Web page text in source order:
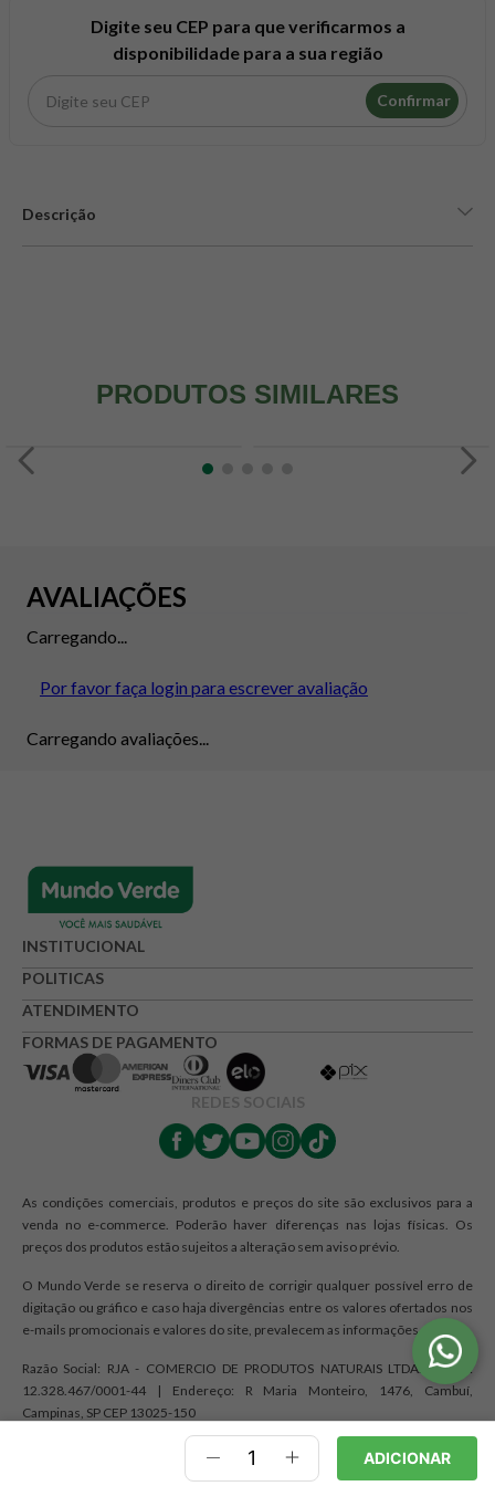
Digite seu CEP para que verificarmos a
disponibilidade para a sua região
Confirmar
Descrição
ADICIONAR
PRODUTOS SIMILARES
AVALIAÇÕES
Carregando...
Por favor faça login para escrever avaliação
Carregando avaliações...
INSTITUCIONAL
POLITICAS
ATENDIMENTO
FORMAS DE PAGAMENTO
REDES SOCIAIS
As condições comerciais, produtos e preços do site são exclusivos para a
venda no e-commerce. Poderão haver diferenças nas lojas físicas. Os
preços dos produtos estão sujeitos a alteração sem aviso prévio.
O Mundo Verde se reserva o direito de corrigir qualquer possível erro de
digitação ou gráfico e caso haja divergências entre os valores ofertados nos
e-mails promocionais e valores do site, prevalecem as informações do site.
Razão Social: RJA - COMERCIO DE PRODUTOS NATURAIS LTDA. | CNPJ:
12.328.467/0001-44 | Endereço: R Maria Monteiro, 1476, Cambuí,
Campinas, SP CEP 13025-150
psyllium